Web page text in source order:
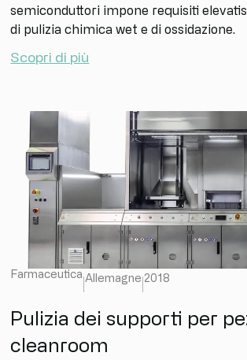
semiconduttori impone requisiti
di pulizia chimica wet e di ossidazione.
Scopri di più
Farmaceutica Allemagne 2018
Pulizia dei supporti per
cleanroom